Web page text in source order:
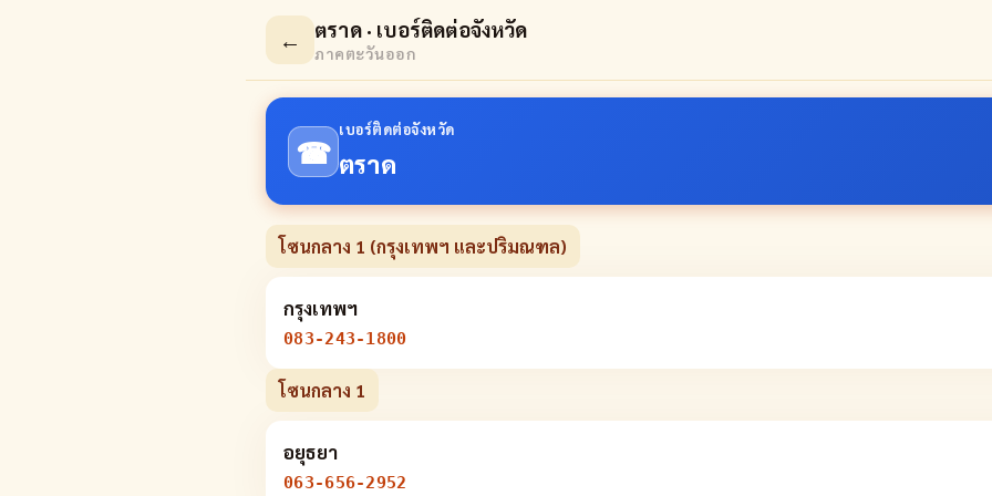
← ตราด · เบอร์ติดต่อจังหวัด
ภาคตะวันออก
☎
เบอร์ติดต่อจังหวัด
ตราด
โซนกลาง 1 (กรุงเทพฯ และปริมณฑล)
กรุงเทพฯ
083-243-1800
โซนกลาง 1
อยุธยา
063-656-2952